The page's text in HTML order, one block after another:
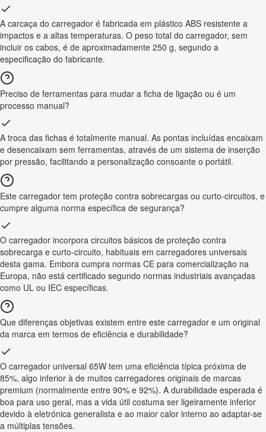
A carcaça do carregador é fabricada em plástico ABS resistente a
impactos e a altas temperaturas. O peso total do carregador, sem
incluir os cabos, é de aproximadamente 250 g, segundo a
especificação do fabricante.
Preciso de ferramentas para mudar a ficha de ligação ou é um
processo manual?
A troca das fichas é totalmente manual. As pontas incluídas encaixam
e desencaixam sem ferramentas, através de um sistema de inserção
por pressão, facilitando a personalização consoante o portátil.
Este carregador tem proteção contra sobrecargas ou curto-circuitos, e
cumpre alguma norma específica de segurança?
O carregador incorpora circuitos básicos de proteção contra
sobrecarga e curto-circuito, habituais em carregadores universais
desta gama. Embora cumpra normas CE para comercialização na
Europa, não está certificado segundo normas industriais avançadas
como UL ou IEC específicas.
Que diferenças objetivas existem entre este carregador e um original
da marca em termos de eficiência e durabilidade?
O carregador universal 65W tem uma eficiência típica próxima de
85%, algo inferior à de muitos carregadores originais de marcas
premium (normalmente entre 90% e 92%). A durabilidade esperada é
boa para uso geral, mas a vida útil costuma ser ligeiramente inferior
devido à eletrónica generalista e ao maior calor interno ao adaptar-se
a múltiplas tensões.